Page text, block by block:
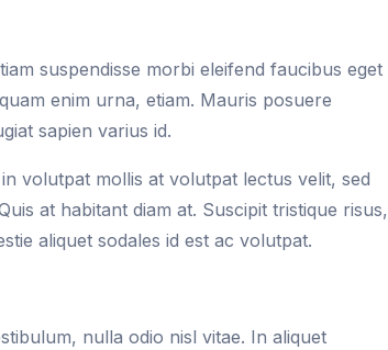
suspendisse morbi eleifend faucibus eget
enim urna, etiam. Mauris posuere
sapien varius id.
volutpat mollis at volutpat lectus velit, sed
at habitant diam at. Suscipit tristique risus,
aliquet sodales id est ac volutpat.
nulla odio nisl vitae. In aliquet